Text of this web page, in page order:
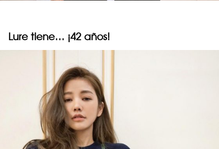
Lure tiene… ¡42 años!